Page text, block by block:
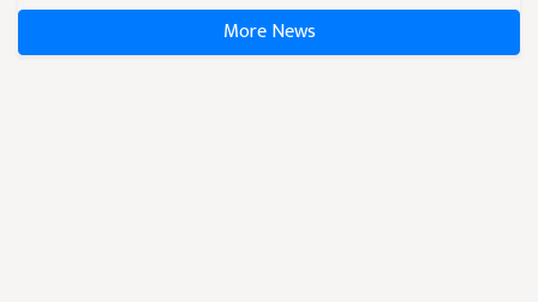
More News